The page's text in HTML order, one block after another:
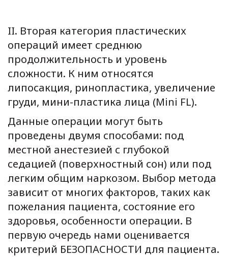
ΙΙ. Вторая категория пластических
операций имеет среднюю
продолжительность и уровень
сложности. К ним относятся
липосакция, ринопластика, увеличение
груди, мини-пластика лица (Mini FL).
Данные операции могут быть
проведены двумя способами: под
местной анестезией с глубокой
седацией (поверхностный сон) или под
легким общим наркозом. Выбор метода
зависит от многих факторов, таких как
пожелания пациента, состояние его
здоровья, особенности операции. В
первую очередь нами оценивается
критерий БЕЗОПАСНОСТИ для пациента.